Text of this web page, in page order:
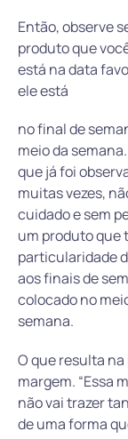
Então, observe
produto que
está na data
ele está
no final de
meio da
que já foi
muitas vezes,
cuidado e sem
um produto que
particularidade
aos finais de
colocado no
semana.
O que resulta na
margem. “Essa
não vai trazer
de uma forma